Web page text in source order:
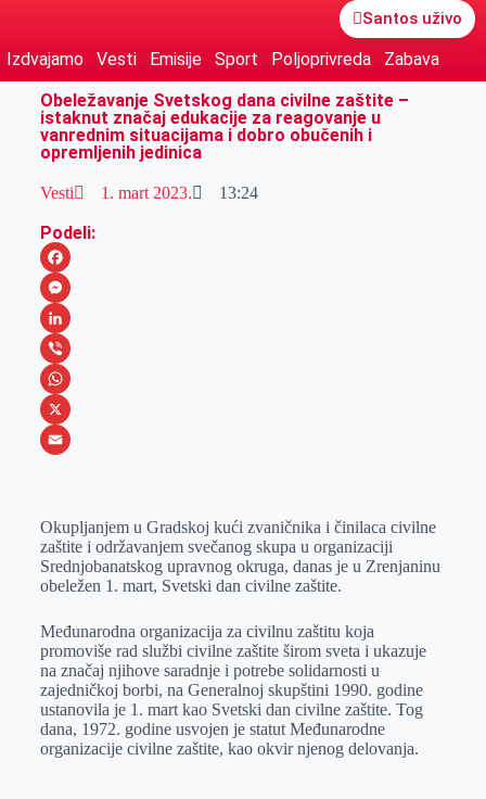
Santos uživo
Izdvajamo Vesti Emisije Sport Poljoprivreda
Zabava
Obeležavanje Svetskog dana civilne zaštite –
istaknut značaj edukacije za reagovanje u
vanrednim situacijama i dobro obučenih i
opremljenih jedinica
Vesti 1. mart 2023. 13:24
Podeli:
F
a
c
e
b
o
M
e
s
s
e
e
r
L
i
n
k
I
n
V
i
b
W
h
s
A
p
p
X
a
i
l
Okupljanjem u Gradskoj kući zvaničnika i činilaca civilne
zaštite i održavanjem svečanog skupa u organizaciji
Srednjobanatskog upravnog okruga, danas je u Zrenjaninu
obeležen 1. mart, Svetski dan civilne zaštite.
Međunarodna organizacija za civilnu zaštitu koja
promoviše rad službi civilne zaštite širom sveta i ukazuje
na značaj njihove saradnje i potrebe solidarnosti u
zajedničkoj borbi, na Generalnoj skupštini 1990. godine
ustanovila je 1. mart kao Svetski dan civilne zaštite. Tog
dana, 1972. godine usvojen je statut Međunarodne
organizacije civilne zaštite, kao okvir njenog delovanja.